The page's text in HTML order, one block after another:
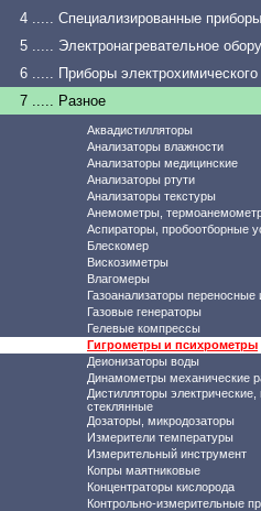
4 ..... Специализированные приборы
5 ..... Электронагревательное
6 ..... Приборы электрохимического
7 ..... Разное
Аквадистилляторы
Анализаторы влажности
Анализаторы медицинские
Анализаторы ртути
Анализаторы текстуры
Анемометры,
Аспираторы, пробоотборные
Блескомер
Вискозиметры
Влагомеры
Газоанализаторы переносные
Газовые генераторы
Гелевые компрессы
Гигрометры и психрометры
Деионизаторы воды
Динамометры механические
Дистилляторы
стеклянные
Дозаторы, микродозаторы
Измерители температуры
Измерительный инструмент
Копры маятниковые
Концентраторы кислорода
Контрольно-измерительные